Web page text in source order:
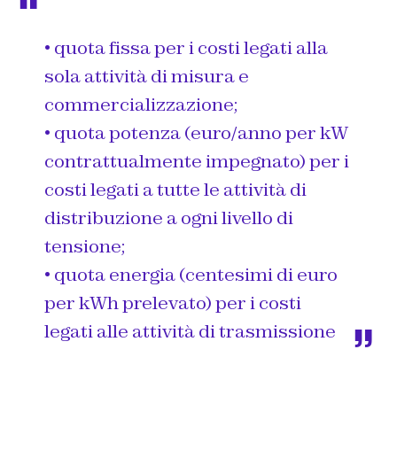
• quota fissa per i costi legati alla
sola attività di misura e
commercializzazione;
• quota potenza (euro/anno per kW
contrattualmente impegnato) per i
costi legati a tutte le attività di
distribuzione a ogni livello di
tensione;
• quota energia (centesimi di euro
per kWh prelevato) per i costi
legati alle attività di trasmissione